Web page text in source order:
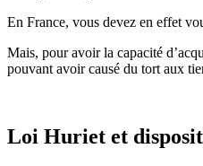
En France, vous devez en effet
Mais, pour avoir la capacité
pouvant avoir causé du tort aux
Loi Huriet et